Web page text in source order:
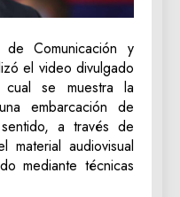
de Comunicación y
el video divulgado
se muestra la
embarcación de
a través de
material audiovisual
mediante técnicas